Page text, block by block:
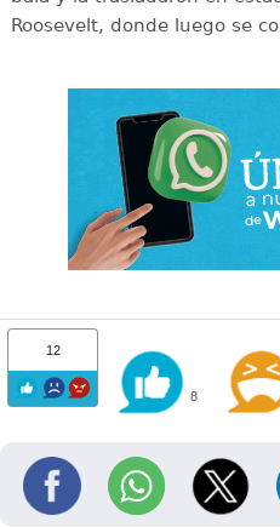
Roosevelt, donde luego se
12
8